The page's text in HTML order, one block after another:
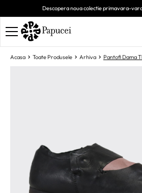
Descopera noua colectie primavara-
Acasa Toate Produsele Arhiva Pantofi Dama